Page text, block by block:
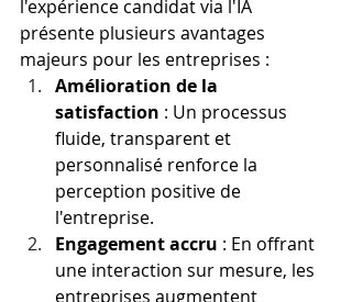
l'expérience candidat via l'IA
présente plusieurs avantages
majeurs pour les entreprises :
Amélioration de la
satisfaction : Un processus
fluide, transparent et
personnalisé renforce la
perception positive de
l'entreprise.
Engagement accru : En offrant
une interaction sur mesure, les
entreprises augmentent